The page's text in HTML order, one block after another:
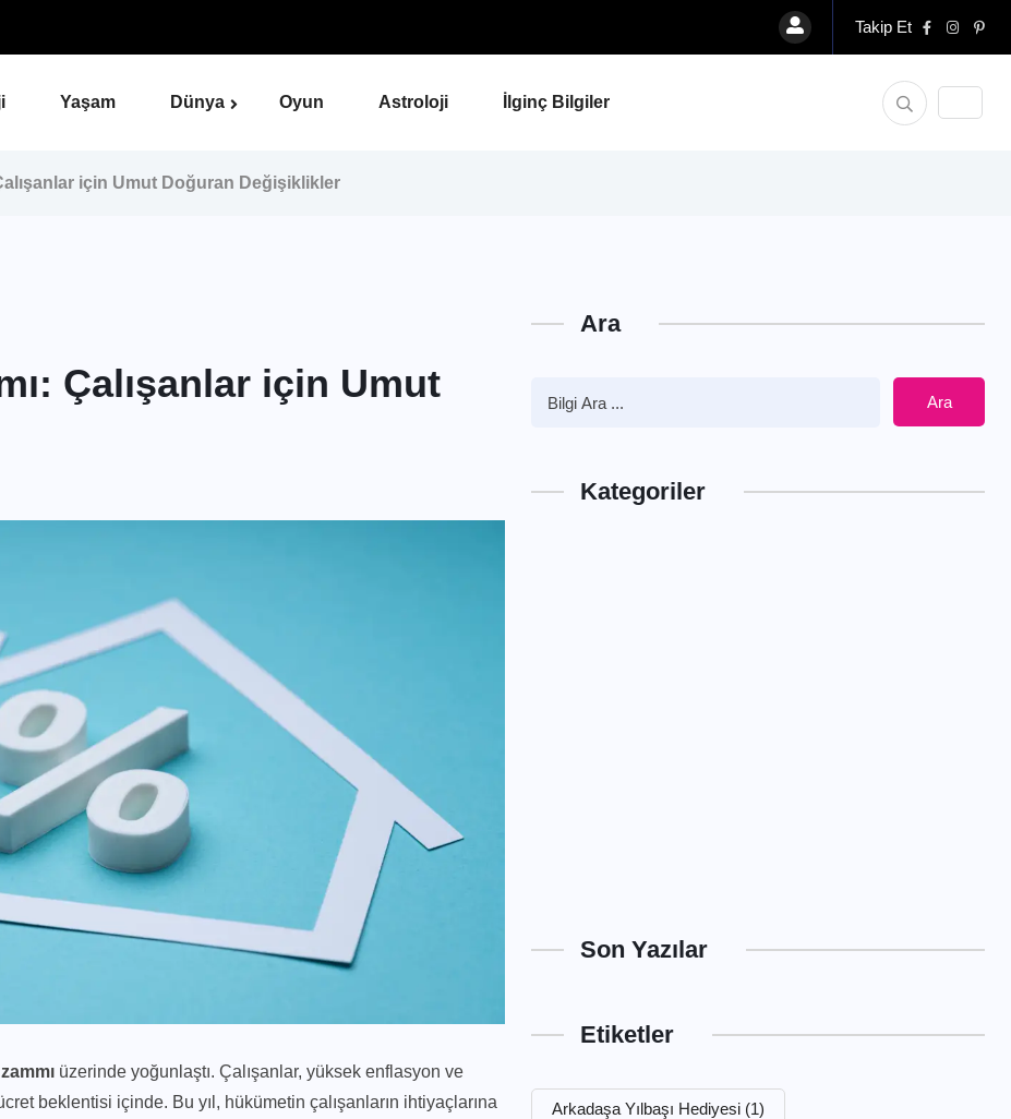
Takip Et
Yaşam Dünya Oyun Astroloji İlginç Bilgiler
için Umut Doğuran Değişiklikler
Çalışanlar için Umut
üzerinde yoğunlaştı. Çalışanlar, yüksek enflasyon ve
beklentisi içinde. Bu yıl, hükümetin çalışanların ihtiyaçlarına
Ara
Ara
Kategoriler
Son Yazılar
Etiketler
Arkadaşa Yılbaşı Hediyesi (1)